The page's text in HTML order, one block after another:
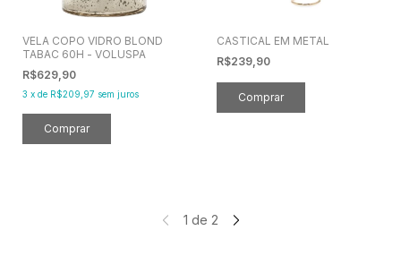
VELA COPO VIDRO BLOND
TABAC 60H - VOLUSPA
R$629,90
3 x de R$209,97 sem juros
CASTICAL EM METAL
R$239,90
1 de 2